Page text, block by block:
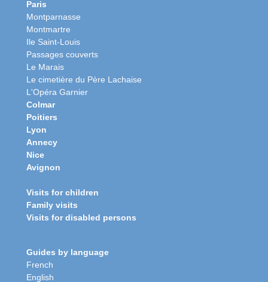
Paris
Montparnasse
Montmartre
Ile Saint-Louis
Passages couverts
Le Marais
Le cimetière du Père Lachaise
L'Opéra Garnier
Colmar
Poitiers
Lyon
Annecy
Nice
Avignon
Visits for children
Family visits
Visits for disabled persons
Guides by language
French
English